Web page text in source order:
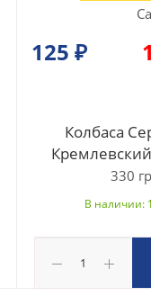
125 ₽
Колбаса
330 гр
В наличии: